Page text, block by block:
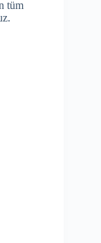
tüm